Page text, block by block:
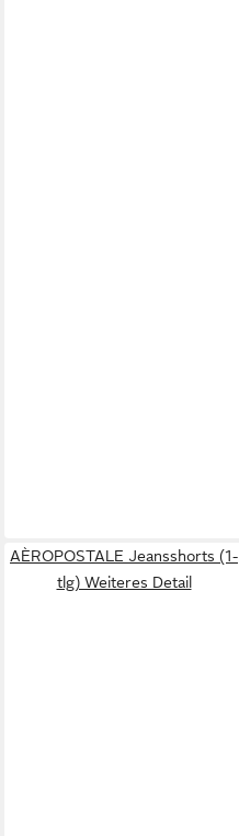
AÈROPOSTALE Jeansshorts (1-
tlg) Weiteres Detail